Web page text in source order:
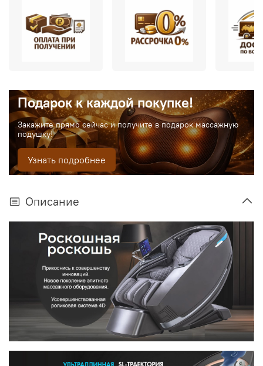
Подарок к каждой покупке!
Закажите прямо сейчас и получите в подарок массажную
подушку!
Узнать подробнее
Описание